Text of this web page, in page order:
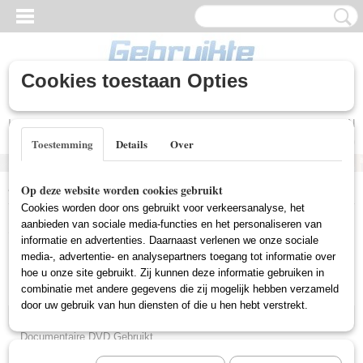
Inloggen
UW WINKELWAGEN
Home >Gebruikte DVD's>Comedy DVD Gebruikt
Gebruikte DVD's
Actie DVD Gebruikt
Box Sets Gebruikt
Documentaire DVD Gebruikt
Drama DVD Gebruikt
Cookies toestaan Opties
Toestemming Details Over
Op deze website worden cookies gebruikt
Cookies worden door ons gebruikt voor verkeersanalyse, het
aanbieden van sociale media-functies en het personaliseren van
informatie en advertenties. Daarnaast verlenen we onze sociale
media-, advertentie- en analysepartners toegang tot informatie over
hoe u onze site gebruikt. Zij kunnen deze informatie gebruiken in
combinatie met andere gegevens die zij mogelijk hebben verzameld
door uw gebruik van hun diensten of die u hen hebt verstrekt.